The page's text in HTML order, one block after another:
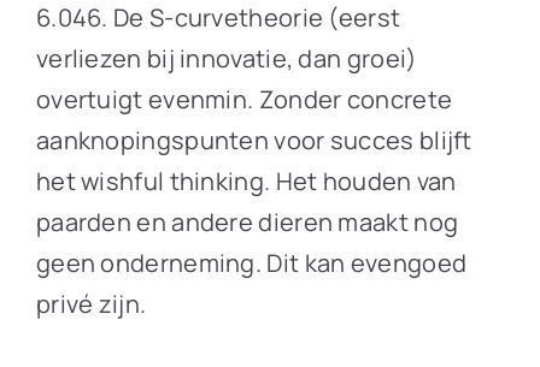
6.046. De S-curvetheorie (eerst
verliezen bij innovatie, dan groei)
overtuigt evenmin. Zonder concrete
aanknopingspunten voor succes blijft
het wishful thinking. Het houden van
paarden en andere dieren maakt nog
geen onderneming. Dit kan evengoed
privé zijn.